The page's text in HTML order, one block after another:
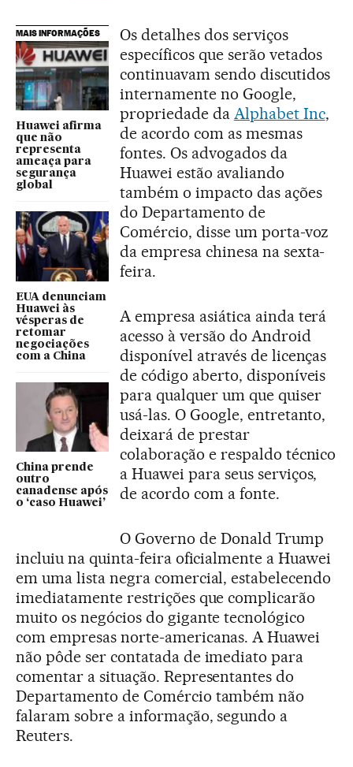
MAIS INFORMAÇÕES
Huawei afirma
que não
representa
ameaça para
segurança
global
EUA denunciam
Huawei às
vésperas de
retomar
negociações
com a China
China prende
outro
canadense após
o ‘caso Huawei’
Os detalhes dos serviços
específicos que serão vetados
continuavam sendo discutidos
internamente no Google,
propriedade da Alphabet Inc,
de acordo com as mesmas
fontes. Os advogados da
Huawei estão avaliando
também o impacto das ações
do Departamento de
Comércio, disse um porta-voz
da empresa chinesa na sexta-
feira.
A empresa asiática ainda terá
acesso à versão do Android
disponível através de licenças
de código aberto, disponíveis
para qualquer um que quiser
usá-las. O Google, entretanto,
deixará de prestar
colaboração e respaldo técnico
a Huawei para seus serviços,
de acordo com a fonte.
O Governo de Donald Trump
incluiu na quinta-feira oficialmente a Huawei
em uma lista negra comercial, estabelecendo
imediatamente restrições que complicarão
muito os negócios do gigante tecnológico
com empresas norte-americanas. A Huawei
não pôde ser contatada de imediato para
comentar a situação. Representantes do
Departamento de Comércio também não
falaram sobre a informação, segundo a
Reuters.